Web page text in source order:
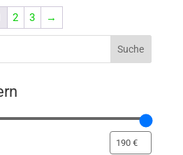
2 3 →
Suche